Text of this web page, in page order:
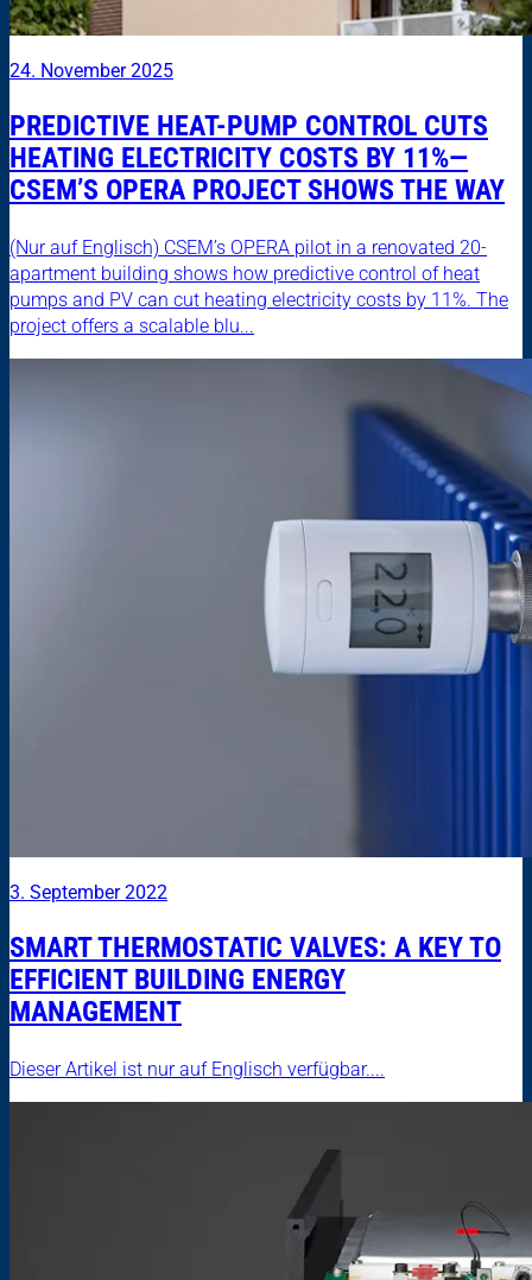
24. November 2025
PREDICTIVE HEAT-PUMP CONTROL CUTS
HEATING ELECTRICITY COSTS BY 11%—
CSEM’S OPERA PROJECT SHOWS THE WAY
(Nur auf Englisch) CSEM’s OPERA pilot in a renovated 20-
apartment building shows how predictive control of heat
pumps and PV can cut heating electricity costs by 11%. The
project offers a scalable blu...
3. September 2022
SMART THERMOSTATIC VALVES: A KEY TO
EFFICIENT BUILDING ENERGY
MANAGEMENT
Dieser Artikel ist nur auf Englisch verfügbar....